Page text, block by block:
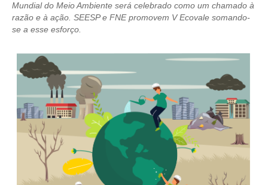
HISTÓRICO E ATUAÇÃO
COMPOSIÇÃO
CONSELHOS ASSESSORES
PERSONALIDADES DA TECNOLOGIA
NÚCLEO DA MULHER ENGENHEIRA
TRANSPARÊNCIA
JURÍDICO
CONSULTORIA
Mundial do Meio Ambiente será celebrado como um chamado à
razão e à ação. SEESP e FNE promovem V Ecovale somando-
se a esse esforço.